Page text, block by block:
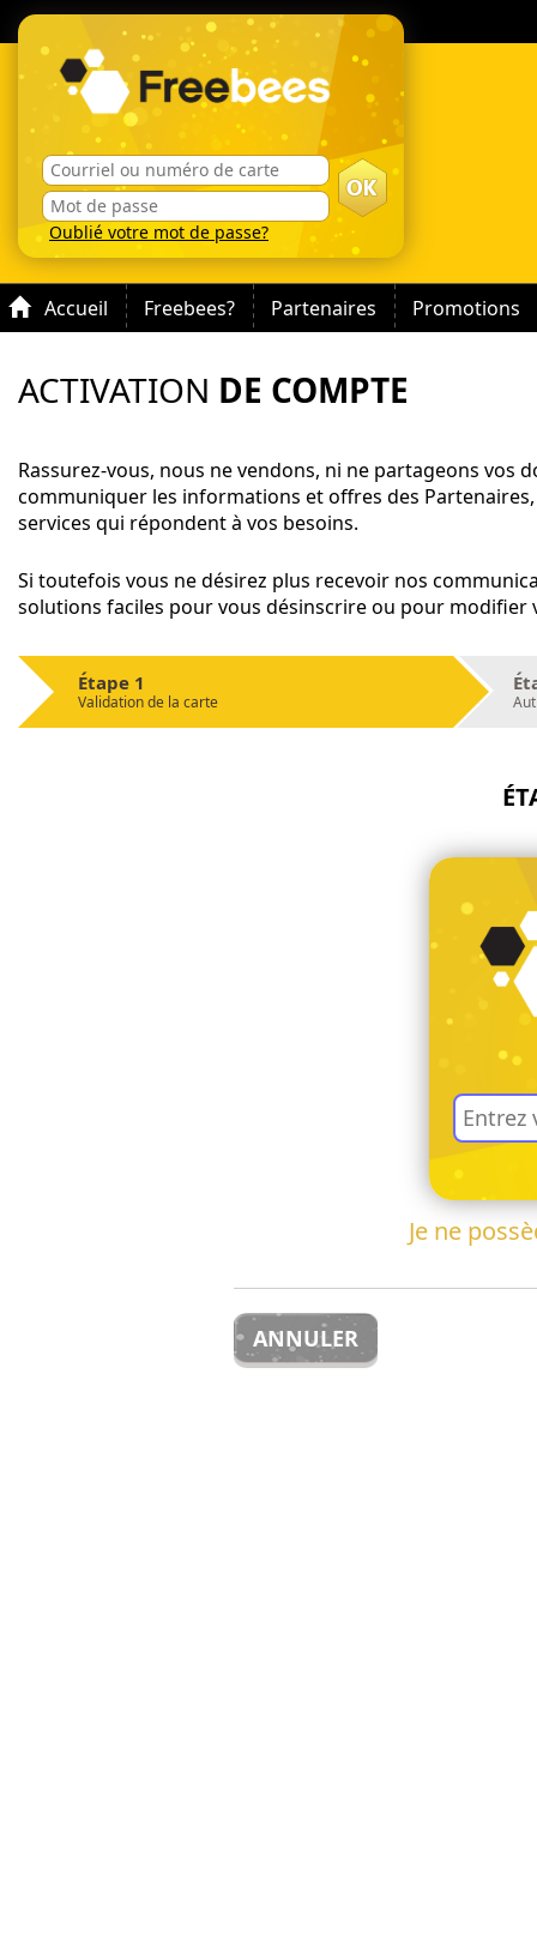
Oublié votre mot de passe?
Accueil Freebees? Partenaires Promotions
ACTIVATION DE COMPTE
Rassurez-vous, nous ne vendons, ni ne partageons
communiquer les informations et offres des
services qui répondent à vos besoins.
Si toutefois vous ne désirez plus recevoir nos
solutions faciles pour vous désinscrire ou pour modifier
Étape 1
Validation de la carte
Je ne
ANNULER